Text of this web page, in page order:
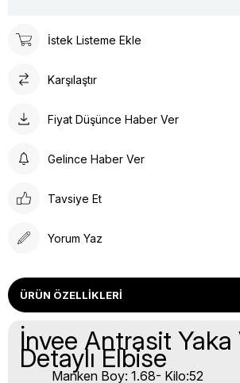
İstek Listeme Ekle
Karşılaştır
Fiyat Düşünce Haber Ver
Gelince Haber Ver
Tavsiye Et
Yorum Yaz
ÜRÜN ÖZELLIKLERI
İnvee Antrasit Yaka
Detaylı Elbise
Manken Boy: 1.68- Kilo:52